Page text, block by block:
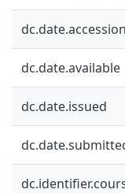
dc.date.available
dc.date.issued